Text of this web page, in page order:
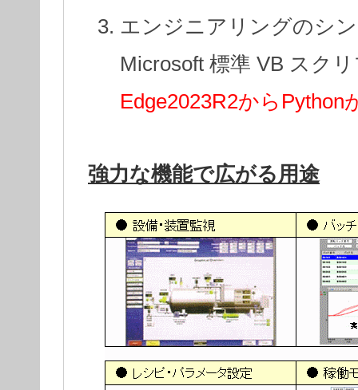
エンジニアリングのシ
Microsoft 標準 VB スク
Edge2023R2からPython
強力な機能で広がる用途